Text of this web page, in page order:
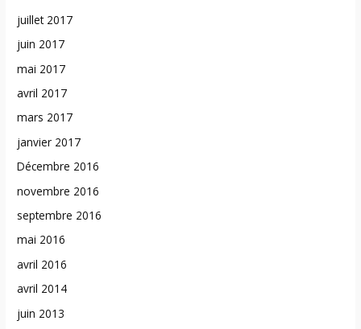
juillet 2017
juin 2017
mai 2017
avril 2017
mars 2017
janvier 2017
Décembre 2016
novembre 2016
septembre 2016
mai 2016
avril 2016
avril 2014
juin 2013